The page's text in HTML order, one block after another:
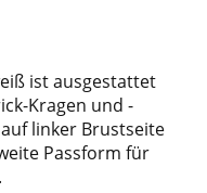
ist ausgestattet
Kragen und -
linker Brustseite
Passform für